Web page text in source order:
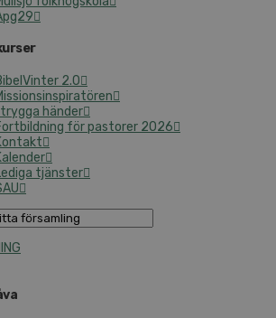
2.0
I trygga händer
för pastorer 2026
tjänster